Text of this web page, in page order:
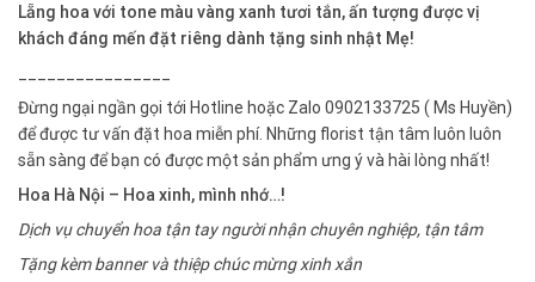
Lẵng hoa với tone màu vàng xanh tươi tắn, ấn tượng được vị
khách đáng mến đặt riêng dành tặng sinh nhật Mẹ!
Đừng ngại ngần gọi tới Hotline hoặc Zalo 0902133725 ( Ms Huyền)
để được tư vấn đặt hoa miễn phí. Những florist tận tâm luôn luôn
sẵn sàng để bạn có được một sản phẩm ưng ý và hài lòng nhất!
Hoa Hà Nội – Hoa xinh, mình nhớ…!
Dịch vụ chuyển hoa tận tay người nhận chuyên nghiệp, tận tâm
Tặng kèm banner và thiệp chúc mừng xinh xắn